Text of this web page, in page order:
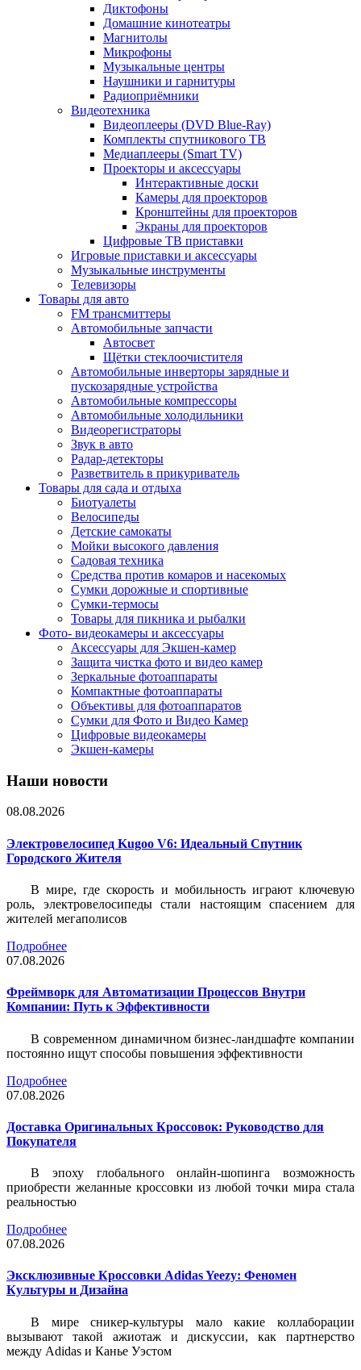
Диктофоны
Домашние кинотеатры
Магнитолы
Микрофоны
Музыкальные центры
Наушники и гарнитуры
Радиоприёмники
Видеотехника
Видеоплееры (DVD Blue-Ray)
Комплекты спутникового ТВ
Медиаплееры (Smart TV)
Проекторы и аксессуары
Интерактивные доски
Камеры для проекторов
Кронштейны для проекторов
Экраны для проекторов
Цифровые ТВ приставки
Игровые приставки и аксессуары
Музыкальные инструменты
Телевизоры
Товары для авто
FM трансмиттеры
Автомобильные запчасти
Автосвет
Щётки стеклоочистителя
Автомобильные инверторы зарядные и
пускозарядные устройства
Автомобильные компрессоры
Автомобильные холодильники
Видеорегистраторы
Звук в авто
Радар-детекторы
Разветвитель в прикуриватель
Товары для сада и отдыха
Биотуалеты
Велосипеды
Детские самокаты
Мойки высокого давления
Садовая техника
Средства против комаров и насекомых
Сумки дорожные и спортивные
Сумки-термосы
Товары для пикника и рыбалки
Фото- видеокамеры и аксессуары
Аксессуары для Экшен-камер
Защита чистка фото и видео камер
Зеркальные фотоаппараты
Компактные фотоаппараты
Объективы для фотоаппаратов
Сумки для Фото и Видео Камер
Цифровые видеокамеры
Экшен-камеры
Наши новости
08.08.2026
Электровелосипед Kugoo V6: Идеальный Спутник
Городского Жителя
В мире, где скорость и мобильность играют ключевую
роль, электровелосипеды стали настоящим спасением для
жителей мегаполисов
Подробнее
07.08.2026
Фреймворк для Автоматизации Процессов Внутри
Компании: Путь к Эффективности
В современном динамичном бизнес-ландшафте компании
постоянно ищут способы повышения эффективности
Подробнее
07.08.2026
Доставка Оригинальных Кроссовок: Руководство для
Покупателя
В эпоху глобального онлайн-шопинга возможность
приобрести желанные кроссовки из любой точки мира стала
реальностью
Подробнее
07.08.2026
Эксклюзивные Кроссовки Adidas Yeezy: Феномен
Культуры и Дизайна
В мире сникер-культуры мало какие коллаборации
вызывают такой ажиотаж и дискуссии, как партнерство
между Adidas и Канье Уэстом